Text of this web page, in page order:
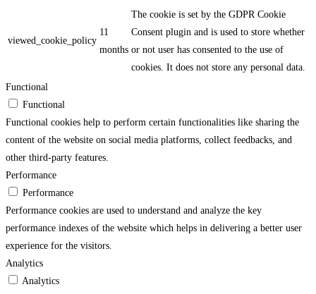
viewed_cookie_policy
11
months
The cookie is set by the GDPR Cookie
Consent plugin and is used to store whether
or not user has consented to the use of
cookies. It does not store any personal data.
Functional
Functional
Functional cookies help to perform certain functionalities like sharing the
content of the website on social media platforms, collect feedbacks, and
other third-party features.
Performance
Performance
Performance cookies are used to understand and analyze the key
performance indexes of the website which helps in delivering a better user
experience for the visitors.
Analytics
Analytics